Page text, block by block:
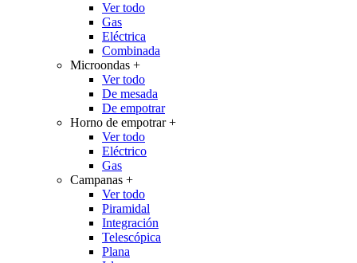
Ver todo
Gas
Eléctrica
Combinada
Microondas +
Ver todo
De mesada
De empotrar
Horno de empotrar+
Ver todo
Eléctrico
Gas
Campanas +
Ver todo
Piramidal
Integración
Telescópica
Plana